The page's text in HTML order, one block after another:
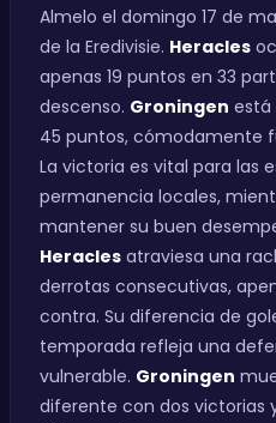
Almelo el domingo 17 de
de la Eredivisie. Heracles
apenas 19 puntos en 33
descenso. Groningen está
45 puntos, cómodamente
La victoria es vital para las
permanencia locales,
mantener su buen
Heracles atraviesa una
derrotas consecutivas,
contra. Su diferencia de
temporada refleja una
vulnerable. Groningen
diferente con dos victorias